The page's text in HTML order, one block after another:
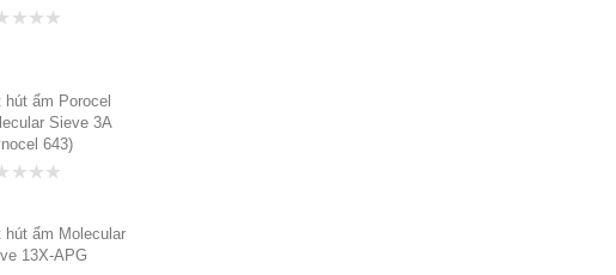
hút ẩm Porocel
Sieve 3A
643)
hút ẩm Molecular
13X-APG